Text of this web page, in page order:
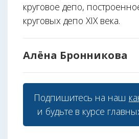
круговое депо,
круговых депо XIX века.
Алёна Бронникова
Подпишитесь на наш
и будьте в курсе